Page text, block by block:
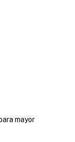
mayor